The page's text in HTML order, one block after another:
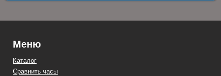
Меню
Каталог
Сравнить часы